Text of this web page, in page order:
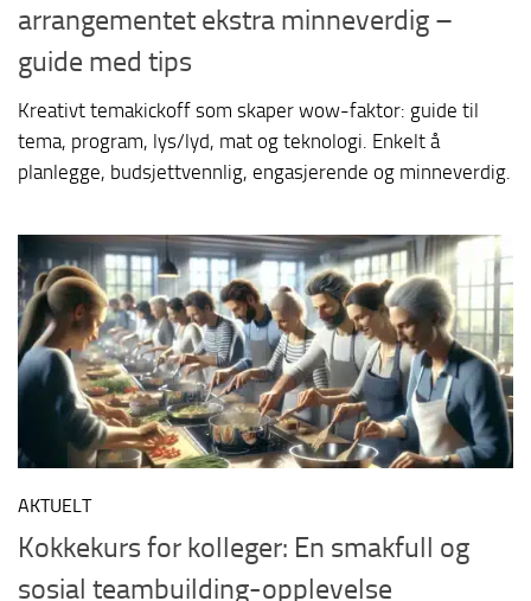
arrangementet ekstra minneverdig –
guide med tips
Kreativt temakickoff som skaper wow-faktor: guide til
tema, program, lys/lyd, mat og teknologi. Enkelt å
planlegge, budsjettvennlig, engasjerende og minneverdig.
AKTUELT
Kokkekurs for kolleger: En smakfull og
sosial teambuilding-opplevelse